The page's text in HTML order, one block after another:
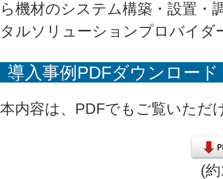
ら機材のシステム構築・設置・
タルソリューションプロバイダ
導入事例PDFダウンロード
本内容は、PDFでもご覧いただ
(